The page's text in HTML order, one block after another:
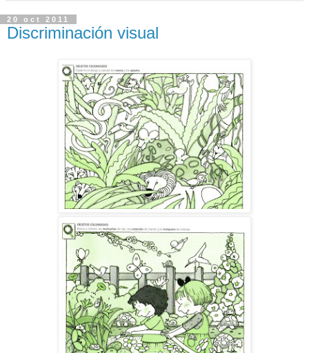
20 oct 2011
Discriminación visual